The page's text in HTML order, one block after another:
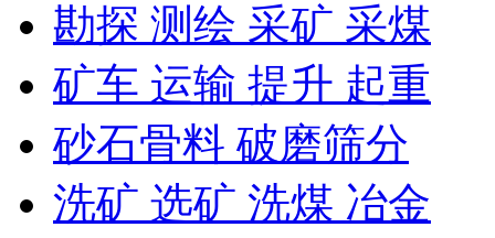
勘探 测绘 采矿 采煤
矿车 运输 提升 起重
砂石骨料 破磨筛分
洗矿 选矿 洗煤 冶金